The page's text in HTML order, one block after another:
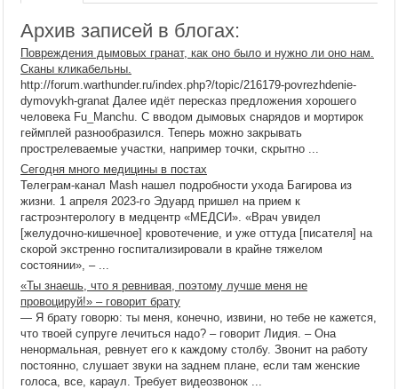
Архив записей в блогах:
Повреждения дымовых гранат, как оно было и нужно ли оно нам.
Сканы кликабельны.
http://forum.warthunder.ru/index.php?/topic/216179-povrezhdenie-
dymovykh-granat Далее идёт пересказ предложения хорошего
человека Fu_Manchu. С вводом дымовых снарядов и мортирок
геймплей разнообразился. Теперь можно закрывать
прострелеваемые участки, например точки, скрытно ...
Сегодня много медицины в постах
Телеграм-канал Mash нашел подробности ухода Багирова из
жизни. 1 апреля 2023-го Эдуард пришел на прием к
гастроэнтерологу в медцентр «МЕДСИ». «Врач увидел
[желудочно-кишечное] кровотечение, и уже оттуда [писателя] на
скорой экстренно госпитализировали в крайне тяжелом
состоянии», – ...
«Ты знаешь, что я ревнивая, поэтому лучше меня не
провоцируй!» – говорит брату
— Я брату говорю: ты меня, конечно, извини, но тебе не кажется,
что твоей супруге лечиться надо? – говорит Лидия. – Она
ненормальная, ревнует его к каждому столбу. Звонит на работу
постоянно, слушает звуки на заднем плане, если там женские
голоса, все, караул. Требует видеозвонок ...